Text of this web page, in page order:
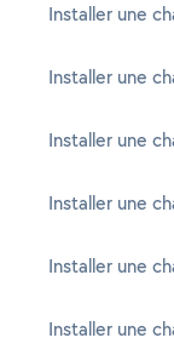
Installer une
Installer une
Installer une
Installer une
Installer une
Installer une